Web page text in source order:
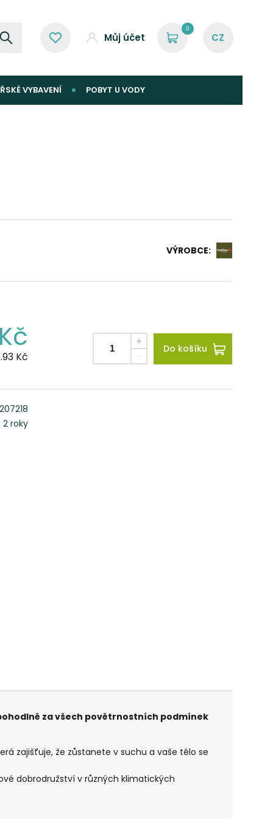
Můj účet
0
VYBAVENÍ POBYT U VODY
VÝROBCE:
Kč
Kč
Do košíku
2 roky
za všech povětrnostních podmínek
zajišťuje, že zůstanete v suchu a vaše tělo se
dobrodružství v různých klimatických